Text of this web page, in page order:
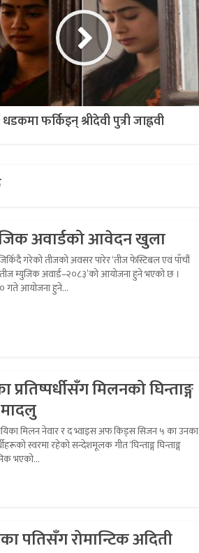
धडकमा फर्किइन् श्रीदेवी पुत्री जाह्नवी
अवार्डको आवेदन खुला
गरेको तीजको अवसर पारेर ‘तीज फेस्टिबल एवं पाँचौं
म्युजिक अवार्ड–२०८३’को आयोजना हुने भएको छ ।
गते आयोजना हुने...
प्रतिष्पर्धीसँग मिलनको घिन्ताङ्ग
मादलु
मिलन नेवार र द भ्वाइस अफ किड्स सिजन ५ का उनका
स्वरमा रहेको सन्देशमूलक गीत ‘घिन्ताङ्ग घिन्ताङ्ग
भएको...
पतिसँग रोमान्टिक अदिती